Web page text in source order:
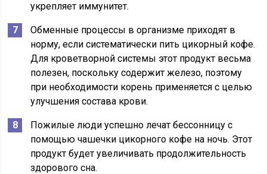
укрепляет иммунитет.
Обменные процессы в организме приходят в
норму, если систематически пить цикорный кофе.
Для кроветворной системы этот продукт весьма
полезен, поскольку содержит железо, поэтому
при необходимости корень применяется с целью
улучшения состава крови.
Пожилые люди успешно лечат бессонницу с
помощью чашечки цикорного кофе на ночь. Этот
продукт будет увеличивать продолжительность
здорового сна.